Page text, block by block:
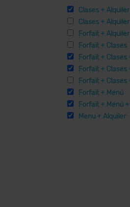
Clases + Alquiler
Clases +
Forfait + Alquiler
Forfait + Clases
Forfait + Clases
Forfait + Clases
Forfait + Clases
Forfait + Menú
Forfait + Menú
Menu + Alquiler